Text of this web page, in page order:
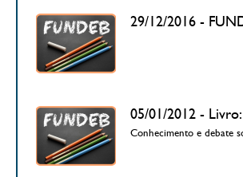
29/12/2016 -
05/01/2012 -
Conhecimento e debate